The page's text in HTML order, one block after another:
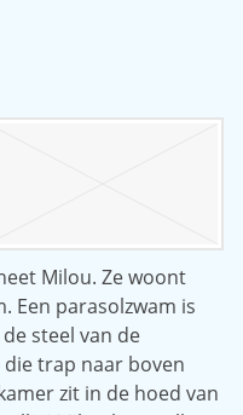
Milou. Ze woont
Een parasolzwam is
steel van de
trap naar boven
zit in de hoed van